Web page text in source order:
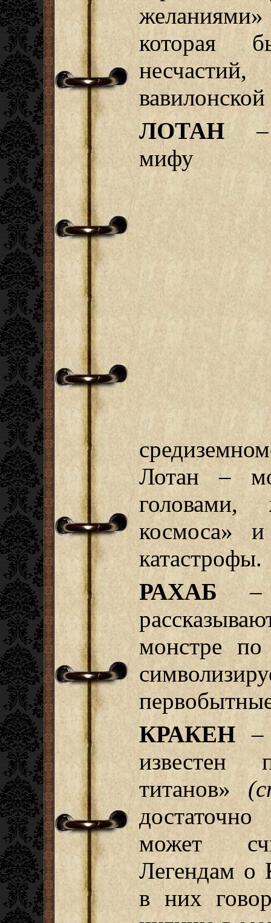
желаниями»
которая
ЛОТАН –
мифу
Лотан –
космоса»
катастрофы.
РАХАБ–
монстре
КРАКЕН –
известен
титанов»
может
Легендам о
в них